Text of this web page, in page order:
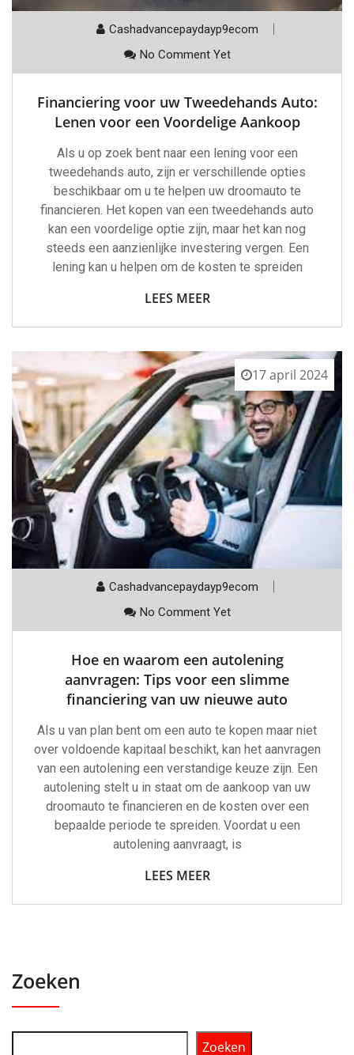
Cashadvancepaydayp9ecom
No Comment Yet
Financiering voor uw Tweedehands Auto:
Lenen voor een Voordelige Aankoop
Als u op zoek bent naar een lening voor een
tweedehands auto, zijn er verschillende opties
beschikbaar om u te helpen uw droomauto te
financieren. Het kopen van een tweedehands auto
kan een voordelige optie zijn, maar het kan nog
steeds een aanzienlijke investering vergen. Een
lening kan u helpen om de kosten te spreiden
LEES MEER
17 april 2024
Cashadvancepaydayp9ecom
No Comment Yet
Hoe en waarom een autolening
aanvragen: Tips voor een slimme
financiering van uw nieuwe auto
Als u van plan bent om een auto te kopen maar niet
over voldoende kapitaal beschikt, kan het aanvragen
van een autolening een verstandige keuze zijn. Een
autolening stelt u in staat om de aankoop van uw
droomauto te financieren en de kosten over een
bepaalde periode te spreiden. Voordat u een
autolening aanvraagt, is
LEES MEER
Zoeken
Zoeken